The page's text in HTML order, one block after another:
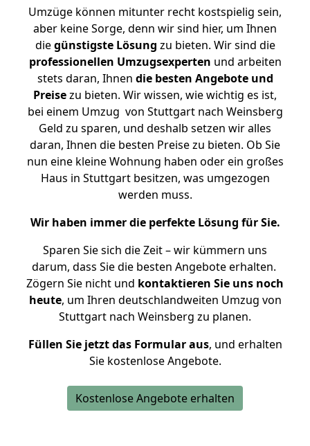
Umzüge können mitunter recht kostspielig sein,
aber keine Sorge, denn wir sind hier, um Ihnen
diegünstigste Lösung zu bieten. Wir sind die
professionellen Umzugsexperten und arbeiten
stets daran, Ihnen die besten Angebote und
Preisezu bieten. Wir wissen, wie wichtig es ist,
bei einem Umzug von Stuttgart nach Weinsberg
Geld zu sparen, und deshalb setzen wir alles
daran, Ihnen die besten Preise zu bieten. Ob Sie
nun eine kleine Wohnung haben oder ein großes
Haus in Stuttgart besitzen, was umgezogen
werden muss.
Wir haben immer die perfekte Lösung für Sie.
Sparen Sie sich die Zeit – wir kümmern uns
darum, dass Sie die besten Angebote erhalten.
Zögern Sie nicht und kontaktieren Sie uns noch
heute, um Ihren deutschlandweiten Umzug von
Stuttgart nach Weinsberg zu planen.
Füllen Sie jetzt das Formular aus, und erhalten
Sie kostenlose Angebote.
Kostenlose Angebote erhalten